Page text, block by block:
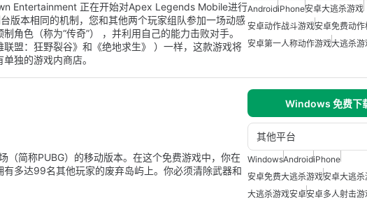
Entertainment 正在开始对Apex Legends Mobile进行
版本相同的机制，您和其他两个玩家组队参加一场动感
角色（称为“传奇”） ，并利用自己的能力击败对手。
盟：狂野裂谷》和《绝地求生》 ）一样，这款游戏将
独的游戏内商店。
AndroidiPhone安卓大逃杀游戏
安卓动作战斗游戏安卓免费动
安卓第一人称动作游戏大逃杀游
Windows 免费下
其他平台
（简称PUBG）的移动版本。在这个免费游戏中，你在
多达99名其他玩家的废弃岛屿上。你必须清除武器和
WindowsAndroidiPhone
安卓免费大逃杀游戏安卓大逃杀
大逃杀游戏安卓安卓多人射击游